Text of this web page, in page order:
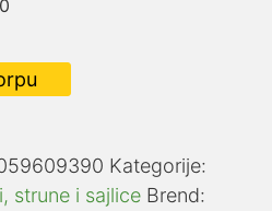
Kategorije:
strune i sajlice Brend: